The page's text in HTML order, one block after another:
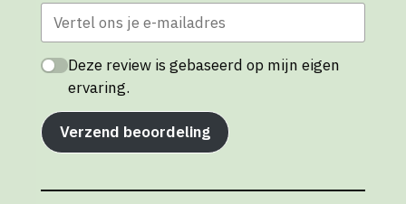
Deze review is gebaseerd op mijn eigen
ervaring.
Verzend beoordeling